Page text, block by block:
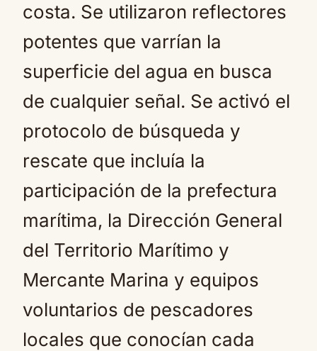
costa. Se utilizaron reflectores
potentes que varrían la
superficie del agua en busca
de cualquier señal. Se activó el
protocolo de búsqueda y
rescate que incluía la
participación de la prefectura
marítima, la Dirección General
del Territorio Marítimo y
Mercante Marina y equipos
voluntarios de pescadores
locales que conocían cada